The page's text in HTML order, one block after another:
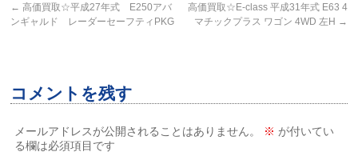
← 高価買取☆平成27年式 E250アバ
ンギャルド レーダーセーフティPKG
高価買取☆E-class 平成31年式 E63 4
マチックプラス ワゴン 4WD 左H →
コメントを残す
メールアドレスが公開されることはありません。 ※ が付いてい
る欄は必須項目です